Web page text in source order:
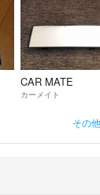
CAR MATE
カーメイト
その